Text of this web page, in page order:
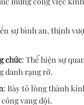
sự bình an, thịnh
chức: Thể hiện sự
danh rạng rỡ.
: Bày tỏ lòng thành
vang dội.